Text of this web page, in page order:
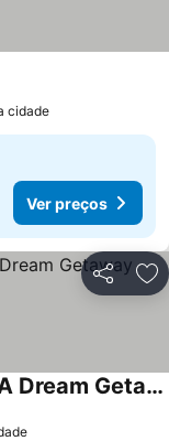
cidade
Ver preços
Partilhar
Topanga Mountain Paradise - A Dream Getaway